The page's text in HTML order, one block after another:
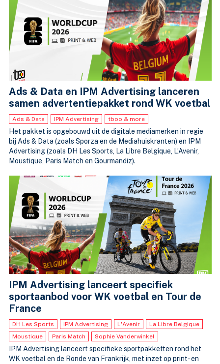
Ads & Data en IPM Advertising lanceren
samen advertentiepakket rond WK voetbal
Ads & Data IPM Advertising tboo & more
Het pakket is opgebouwd uit de digitale mediamerken in regie
bij Ads & Data (zoals Sporza en de Mediahuiskranten) en IPM
Advertising (zoals DH Les Sports, La Libre Belgique, L’Avenir,
Moustique, Paris Match en Gourmandiz).
IPM Advertising lanceert specifiek
sportaanbod voor WK voetbal en Tour de
France
DH Les Sports IPM Advertising L'Avenir
La Libre Belgique
Moustique
Paris Match Sophie Vanderwinkel
IPM Advertising lanceert specifieke sportpakketten rond het
WK voetbal en de Ronde van Frankrijk, met inzet op print- en